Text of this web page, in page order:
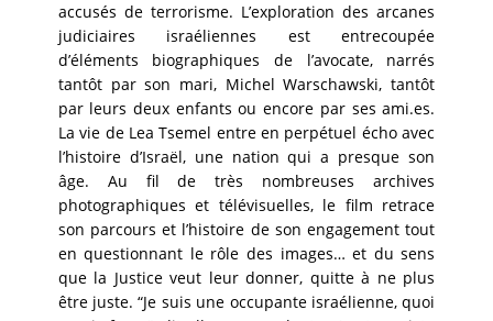
accusés de terrorisme. L’exploration des arcanes
judiciaires israéliennes est entrecoupée
d’éléments biographiques de l’avocate, narrés
tantôt par son mari, Michel Warschawski, tantôt
par leurs deux enfants ou encore par ses ami.es.
La vie de Lea Tsemel entre en perpétuel écho avec
l’histoire d’Israël, une nation qui a presque son
âge. Au fil de très nombreuses archives
photographiques et télévisuelles, le film retrace
son parcours et l’histoire de son engagement tout
en questionnant le rôle des images… et du sens
que la Justice veut leur donner, quitte à ne plus
être juste. “Je suis une occupante israélienne, quoi